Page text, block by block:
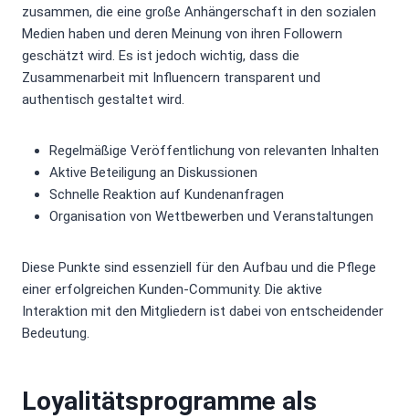
zusammen, die eine große Anhängerschaft in den sozialen
Medien haben und deren Meinung von ihren Followern
geschätzt wird. Es ist jedoch wichtig, dass die
Zusammenarbeit mit Influencern transparent und
authentisch gestaltet wird.
Regelmäßige Veröffentlichung von relevanten Inhalten
Aktive Beteiligung an Diskussionen
Schnelle Reaktion auf Kundenanfragen
Organisation von Wettbewerben und Veranstaltungen
Diese Punkte sind essenziell für den Aufbau und die Pflege
einer erfolgreichen Kunden-Community. Die aktive
Interaktion mit den Mitgliedern ist dabei von entscheidender
Bedeutung.
Loyalitätsprogramme als